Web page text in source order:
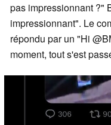
pas impressionnant ?"
impressionnant". Le
répondu par un "Hi
moment, tout s'est